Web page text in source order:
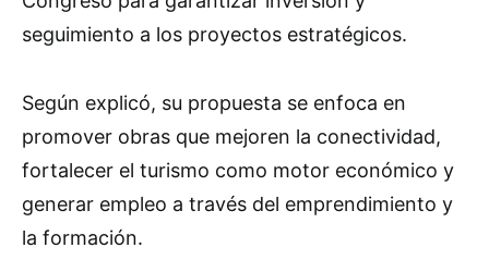
seguimiento a los proyectos estratégicos.
Según explicó, su propuesta se enfoca en
promover obras que mejoren la conectividad,
fortalecer el turismo como motor económico y
generar empleo a través del emprendimiento y
la formación.